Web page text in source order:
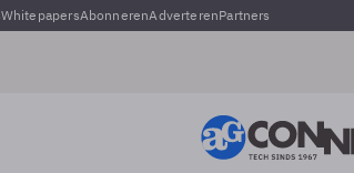
WhitepapersAbonnerenAdverterenPartners